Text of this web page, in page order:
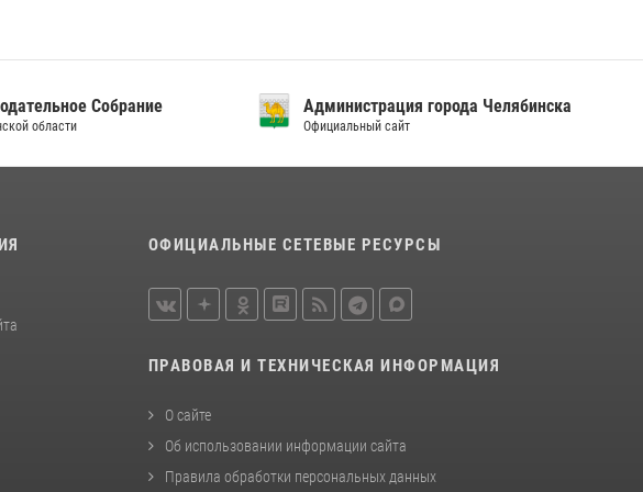
приняли участие в мероприятиях,
посвященных Дню семьи, любви и верности
Собрание
области
Администрация города Челябинска
Официальный сайт
ОФИЦИАЛЬНЫЕ СЕТЕВЫЕ РЕСУРСЫ
ПРАВОВАЯ И ТЕХНИЧЕСКАЯ ИНФОРМАЦИЯ
О сайте
Об использовании информации сайта
Правила обработки персональных данных